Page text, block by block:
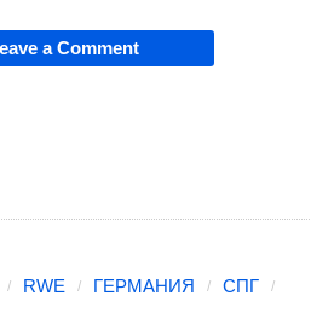
a Comment
RWE ГЕРМАНИЯ
СПГ